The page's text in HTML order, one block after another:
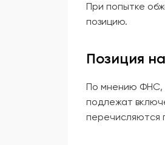
При попытке
позицию.
Позиция
По мнению ФНС,
подлежат
перечисляются